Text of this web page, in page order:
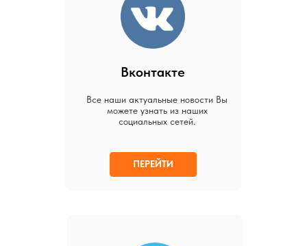
Вконтакте
Все наши актуальные новости Вы
можете узнать из наших
социальных сетей.
ПЕРЕЙТИ